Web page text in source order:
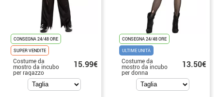
CONSEGNA 24/48 ORE
SUPER VENDITE
Costume da
mostro da incubo
per ragazzo
15.99€
CONSEGNA 24/48 ORE
ULTIME UNITÀ
Costume da
mostro da incubo
per donna
13.50€